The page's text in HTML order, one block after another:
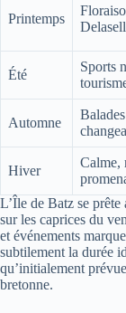
Printemps
Été
Sports
Automne
Hiver
Calme,
L’Île de Batz se
sur les caprices du
et événements
subtilement la durée
qu’initialement
bretonne.